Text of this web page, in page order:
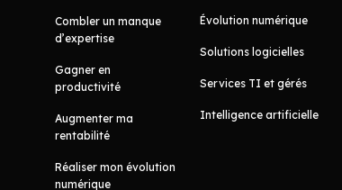
Combler un manque
d’expertise
Gagner en
productivité
Augmenter ma
rentabilité
Réaliser mon évolution
numérique
Évolution numérique
Solutions logicielles
Services TI et gérés
Intelligence artificielle